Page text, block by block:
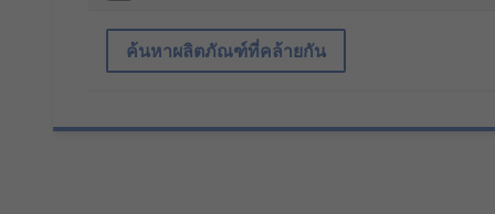
ค้นหาผลิตภัณฑ์ที่คล้ายกัน